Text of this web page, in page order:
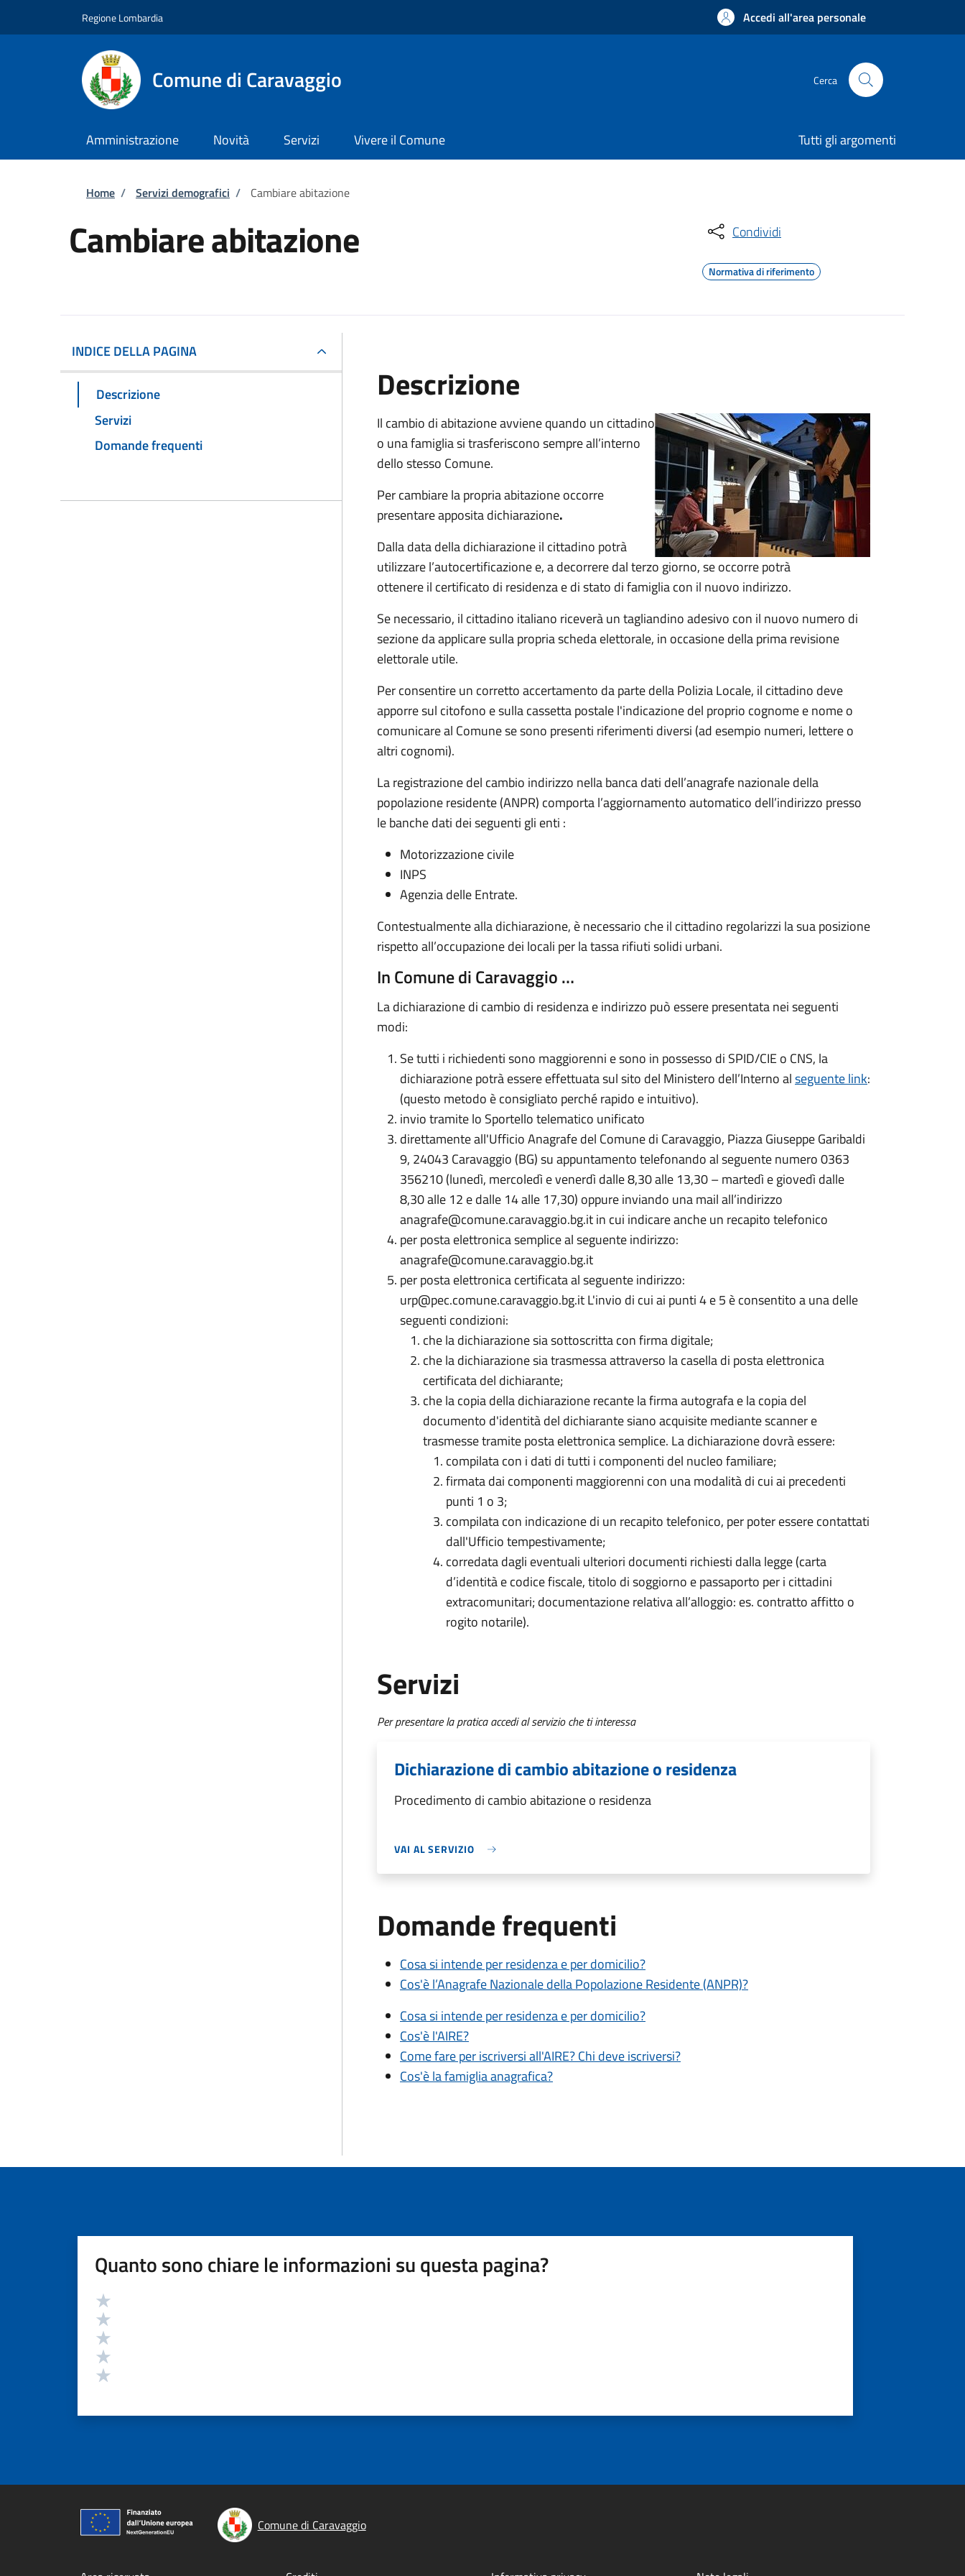
Regione Lombardia Accedi all'area personale
Comune di Caravaggio Cerca
Amministrazione Novità Servizi Vivere il Comune Tutti gli argomenti
Briciole di pane
Home / Servizi demografici / Cambiare abitazione
Cambiare abitazione Condividi
Normativa di riferimento
INDICE DELLA PAGINA
Descrizione
Servizi
Domande frequenti
Descrizione
Il cambio di abitazione avviene quando un cittadino
o una famiglia si trasferiscono sempre all’interno
dello stesso Comune.
Per cambiare la propria abitazione occorre
presentare appositadichiarazione.
Dalla data della dichiarazione il cittadino potrà
utilizzare l’autocertificazione e, a decorrere dal terzo giorno, se occorrepotrà
ottenere il certificato di residenza e di stato di famiglia con il nuovo indirizzo.
Se necessario, il cittadino italiano riceverà un tagliandino adesivo con il nuovo numero di
sezione da applicare sulla propria scheda elettorale, in occasione della prima revisione
elettorale utile.
Per consentire un corretto accertamento da parte della Polizia Locale, il cittadino deve
apporre sul citofono e sulla cassetta postale l'indicazione del proprio cognome e nome o
comunicare al Comune se sono presenti riferimenti diversi (ad esempio numeri, lettere o
altri cognomi).
La registrazione del cambio indirizzo nella banca dati dell’anagrafe nazionale della
popolazione residente (ANPR) comporta l’aggiornamento automatico dell’indirizzo presso
le banche dati dei seguenti gli enti :
Motorizzazione civile
INPS
Agenzia delle Entrate.
Contestualmente alla dichiarazione, è necessario che il cittadino regolarizzi la sua posizione
rispetto all’occupazione dei locali per la tassa rifiuti solidi urbani.
In Comune di Caravaggio …
La dichiarazione di cambio di residenza e indirizzo può essere presentata nei seguenti
modi:
Se tutti i richiedenti sono maggiorenni e sono in possesso di SPID/CIE o CNS, la
dichiarazione potrà essere effettuata sul sito del Ministero dell’Interno alseguente link:
(questo metodo è consigliato perché rapido e intuitivo).
invio tramite lo Sportello telematico unificato
direttamente all'Ufficio Anagrafe del Comune di Caravaggio, Piazza Giuseppe Garibaldi
9, 24043 Caravaggio (BG) su appuntamento telefonando al seguente numero 0363
356210 (lunedì, mercoledì e venerdì dalle 8,30 alle 13,30 – martedì e giovedì dalle
8,30 alle 12 e dalle 14 alle 17,30) oppure inviando una mail all’indirizzo
anagrafe@comune.caravaggio.bg.it in cui indicare anche un recapito telefonico
per posta elettronica semplice al seguente indirizzo:
anagrafe@comune.caravaggio.bg.it
per posta elettronica certificata al seguente indirizzo:
urp@pec.comune.caravaggio.bg.it L'invio di cui ai punti 4 e 5 è consentito a una delle
seguenti condizioni:
che la dichiarazione sia sottoscritta con firma digitale;
che la dichiarazione sia trasmessa attraverso la casella di posta elettronica
certificata del dichiarante;
che la copia della dichiarazione recante la firma autografa e la copia del
documento d'identità del dichiarante siano acquisite mediante scanner e
trasmesse tramite posta elettronica semplice. La dichiarazione dovrà essere:
compilata con i dati di tutti i componenti del nucleo familiare;
firmata dai componenti maggiorenni con una modalità di cui ai precedenti
punti 1 o 3;
compilata con indicazione di un recapito telefonico, per poter essere contattati
dall'Ufficio tempestivamente;
corredata dagli eventuali ulteriori documenti richiesti dalla legge (carta
d’identità e codice fiscale, titolo di soggiorno e passaporto per i cittadini
extracomunitari; documentazione relativa all’alloggio: es. contratto affitto o
rogito notarile).
Servizi
Per presentare la pratica accedi al servizio che ti interessa
Dichiarazione di cambio abitazione o residenza
Procedimento di cambio abitazione o residenza
VAI AL SERVIZIO
Domande frequenti
Cosa si intende per residenza e per domicilio?
Cos'è l’Anagrafe Nazionale della Popolazione Residente (ANPR)?
Cosa si intende per residenza e per domicilio?
Cos'è l'AIRE?
Come fare per iscriversi all'AIRE? Chi deve iscriversi?
Cos'è la famiglia anagrafica?
Quanto sono chiare le informazioni su questa pagina?
Valutazione
Comune di Caravaggio